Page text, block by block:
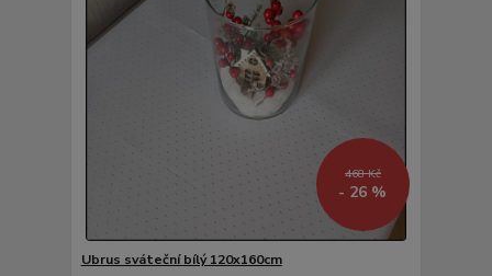
468 Kč
- 26 %
Ubrus sváteční bílý 120x160cm